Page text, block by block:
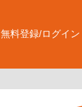
無料登録/ログイン